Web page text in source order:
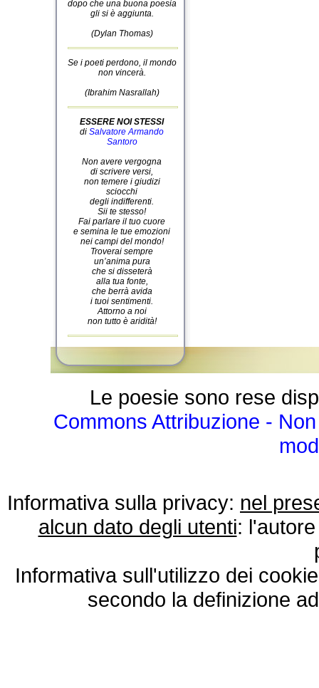
dopo che una buona poesia
gli si è aggiunta.
(Dylan Thomas)
Se i poeti perdono, il mondo
non vincerà.
(Ibrahim Nasrallah)
ESSERE NOI STESSI
di Salvatore Armando
Santoro
Non avere vergogna
di scrivere versi,
non temere i giudizi
sciocchi
degli indifferenti.
Sii te stesso!
Fai parlare il tuo cuore
e semina le tue emozioni
nei campi del mondo!
Troverai sempre
un’anima pura
che si disseterà
alla tua fonte,
che berrà avida
i tuoi sentimenti.
Attorno a noi
non tutto è aridità!
Le poesie sono rese
Commons Attribuzione -
Informativa sulla privacy: nel
alcun dato degli utenti:
Informativa sull'utilizzo dei
secondo la definizione